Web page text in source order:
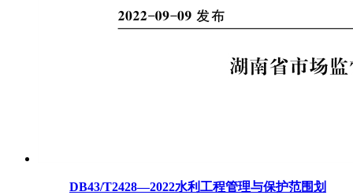
DB43/T2428—2022水利工程管理与保护范围划